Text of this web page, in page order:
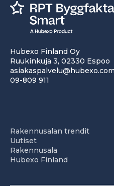
Hubexo Finland Oy
Ruukinkuja 3, 02330 Espoo
asiakaspalvelu@hubexo.com
09-809 911
Rakennusalan trendit
Uutiset
Rakennusala
Hubexo Finland